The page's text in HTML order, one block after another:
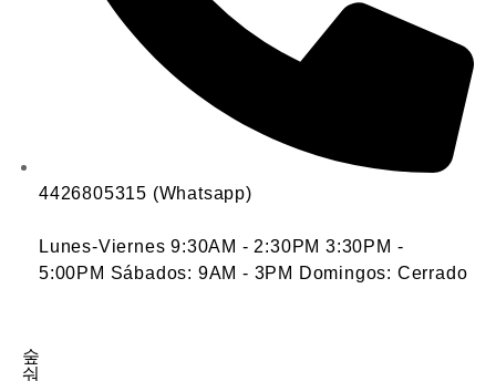
4426805315 (Whatsapp)
Lunes-Viernes 9:30AM - 2:30PM 3:30PM -
5:00PM Sábados: 9AM - 3PM Domingos: Cerrado